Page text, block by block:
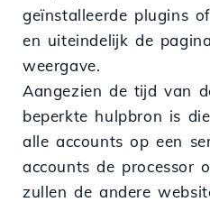
geïnstalleerde plugins
en uiteindelijk de
weergave.
Aangezien de tijd van
beperkte hulpbron is
alle accounts op een
accounts de processor
zullen de andere